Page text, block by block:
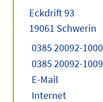
Eckdrift 93
19061 Schwerin
0385 20092-1000
0385 20092-1009
E-Mail
Internet